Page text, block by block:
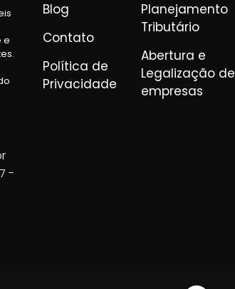
e
-
Blog
Contato
Política de
Privacidade
Planejamento
Tributário
Abertura e
Legalização de
empresas